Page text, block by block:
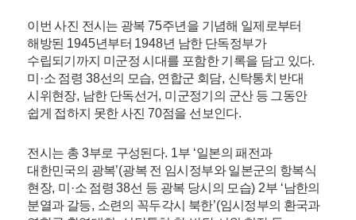
이번 사진 전시는 광복75주년을 기념해 일제로부터
해방된 1945년부터 1948년 남한 단독정부가
수립되기까지 미군정 시대를 포함한 기록을 담고 있다.
미 ·소 점령 38선의 모습, 연합군 회담, 신탁통치 반대
시위현장, 남한 단독선거, 미군정기의 군산 등 그동안
쉽게 접하지 못한 사진70점을 선보인다.
전시는 총 3부로 구성된다. 1부 ‘일본의 패전과
대한민국의 광복’(광복 전 임시정부와 일본군의 항복식
현장, 미 ·소 점령38선 등 광복 당시의 모습) 2부 ‘남한의
분열과 갈등, 소련의 꼭두각시 북한’(임시정부의 환국과